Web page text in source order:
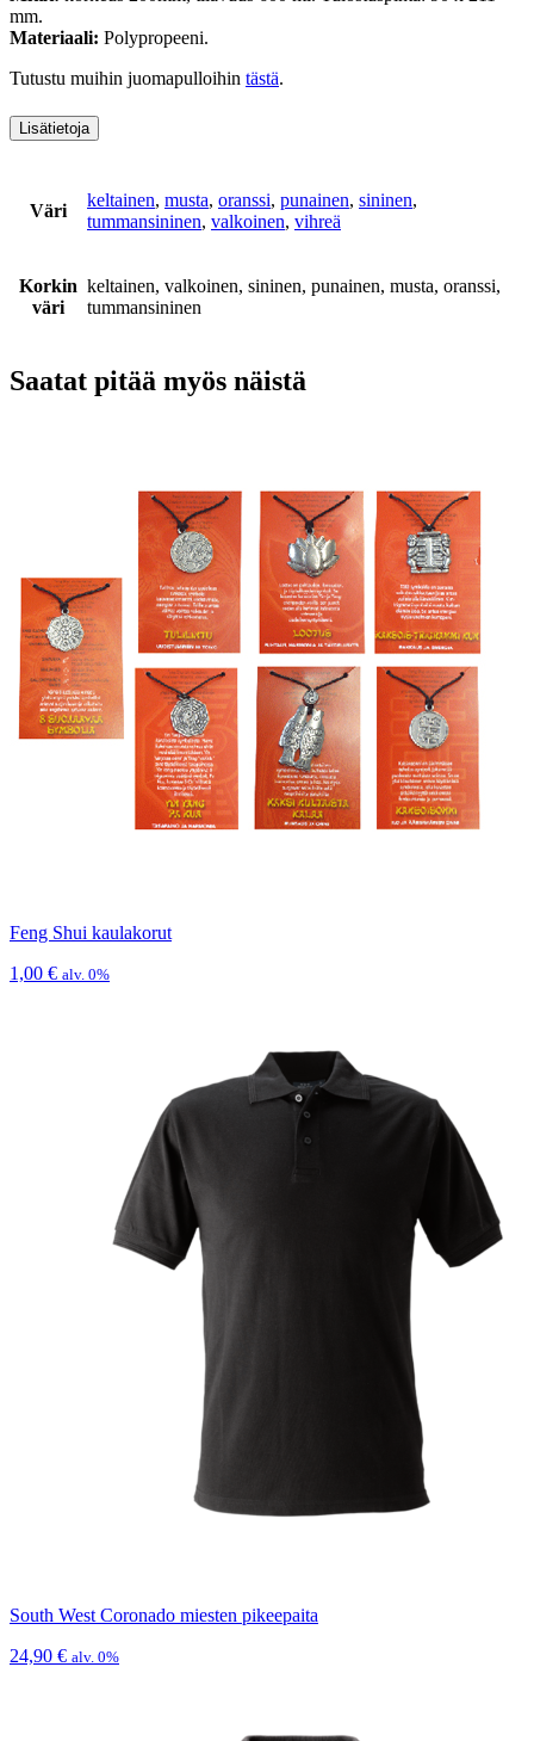
mm.
Materiaali: Polypropeeni.
Tutustu muihin juomapulloihin tästä.
Lisätietoja
Väri
keltainen, musta, oranssi, punainen, sininen,
tummansininen, valkoinen, vihreä
Korkin
väri
keltainen, valkoinen, sininen, punainen, musta, oranssi,
tummansininen
Saatat pitää myös näistä
Feng Shui kaulakorut
1,00 € alv. 0%
South West Coronado miesten pikeepaita
24,90 € alv. 0%